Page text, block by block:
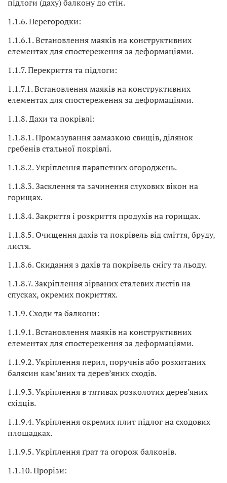
підлоги (даху) балкону до стін.
1.1.6. Перегородки:
1.1.6.1. Встановлення маяків на конструктивних
елементах для спостереження за деформаціями.
1.1.7. Перекриття та підлоги:
1.1.7.1. Встановлення маяків на конструктивних
елементах для спостереження за деформаціями.
1.1.8. Дахи та покрівлі:
1.1.8.1. Промазування замазкою свищів, ділянок
гребенів стальної покрівлі.
1.1.8.2. Укріплення парапетних огороджень.
1.1.8.3. Засклення та зачинення слухових вікон на
горищах.
1.1.8.4. Закриття і розкриття продухів на горищах.
1.1.8.5. Очищення дахів та покрівель від сміття, бруду,
листя.
1.1.8.6. Скидання з дахів та покрівель снігу та льоду.
1.1.8.7. Закріплення зірваних сталевих листів на
спусках, окремих покриттях.
1.1.9. Сходи та балкони:
1.1.9.1. Встановлення маяків на конструктивних
елементах для спостереження за деформаціями.
1.1.9.2. Укріплення перил, поручнів або розхитаних
балясин кам’яних та дерев’яних сходів.
1.1.9.3. Укріплення в тятивах розколотих дерев’яних
східців.
1.1.9.4. Укріплення окремих плит підлог на сходових
площадках.
1.1.9.5. Укріплення ґрат та огорож балконів.
1.1.10. Прорізи: